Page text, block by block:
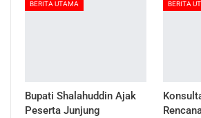
BERITA UTAMA
Bupati Shalahuddin Ajak
Peserta Junjung
BERITA